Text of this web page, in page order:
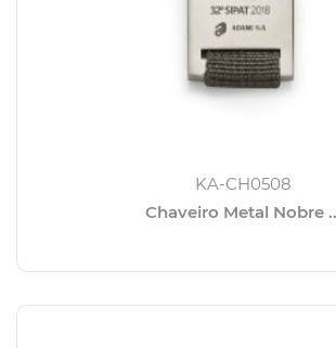
KA-CH0508
Chaveiro Metal Nobre